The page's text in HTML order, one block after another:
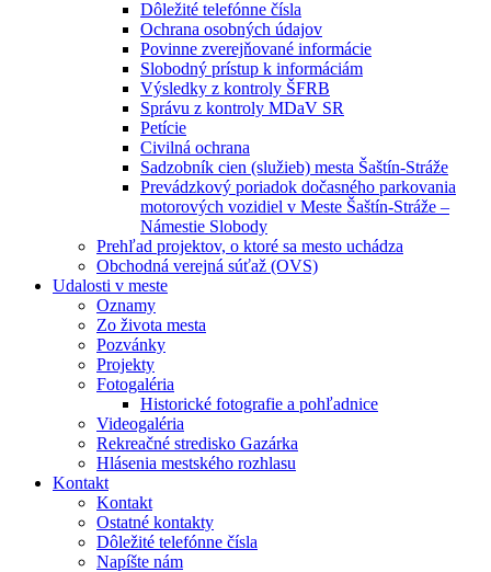
Dôležité telefónne čísla
Ochrana osobných údajov
Povinne zverejňované informácie
Slobodný prístup k informáciám
Výsledky z kontroly ŠFRB
Správu z kontroly MDaV SR
Petície
Civilná ochrana
Sadzobník cien (služieb) mesta Šaštín-Stráže
Prevádzkový poriadok dočasného parkovania
motorových vozidiel v Meste Šaštín-Stráže –
Námestie Slobody
Prehľad projektov, o ktoré sa mesto uchádza
Obchodná verejná súťaž (OVS)
Udalosti v meste
Oznamy
Zo života mesta
Pozvánky
Projekty
Fotogaléria
Historické fotografie a pohľadnice
Videogaléria
Rekreačné stredisko Gazárka
Hlásenia mestského rozhlasu
Kontakt
Kontakt
Ostatné kontakty
Dôležité telefónne čísla
Napíšte nám